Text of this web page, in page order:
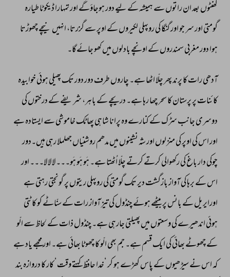
گھنٹوں بعد ان راتوں سے ہمیشہ کے لیے دور ہوجاؤگے اور تمہارا ڈیکوٹا طیارہ
گومتی اور سر جو اور گنگا کی روپہلی لکیروں کے اوپر سے گزرتا، انہیں نیچے چھوڑتا
ہوا دور مغربی سمندروں کے اونچے بادلوں میں کھو جائےگا۔
آدھی رات کا پرند پھر چلّا اٹھا ہے۔ چاروں طرف دور دور تک پھیلی ہوئی خوابیدہ
کائنات پر پرستان کا سحر چھا رہا ہے۔ دریچے کے باہر، شریفے کے درختوں کی
دوسری جانب سڑک کے کنارے وہ پرانا شاہی پھاٹک خاموشی سے ایستادہ ہے
اور اس کی اوپر کی منزلوں اور شہ نشینوں میں مدھم روشنیاں جھلملا رہی ہیں۔دور
چوکی دار باغ کی رکھوالی کرتے کرتے چلّا اُٹھتا ہے۔ ہَو ہَو ہَو۔۔۔ لا لا لا۔۔۔ اور
اس کے برہا کی آواز بازگشت دیر تک گومتی کی روپہلی ریتوں پر گونجتی رہتی ہے
اورایریل کے بانس پر بیٹھے ہوئے چنڈول کی تیز آواز رات کے سنّاٹے کو کاٹتی
ہوئی اندھیرے کی وسعتوں میں پھیلتی جارہی ہے۔ چنڈول ذات کے لحاظ سے الّو
کے چھوٹے بھائی کی ایک قسم ہے۔ جم بھی الّو کا چھوٹا بھائی ہے۔ اور مجھے یاد ہے
کہ اس نے سیڑھیوں کے پاس کھڑے ہو کر ‘خدا حافظ کہتے وقت‘ کار کا دروازہ بند